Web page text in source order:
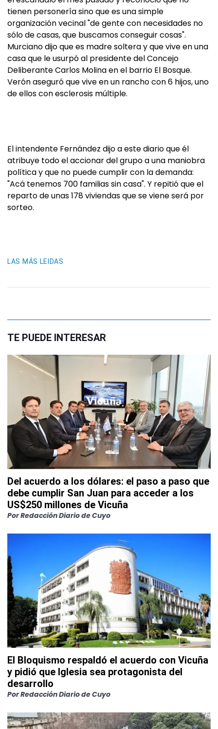
tienen personería sino que es una simple
organización vecinal "de gente con necesidades no
sólo de casas, que buscamos conseguir cosas".
Murciano dijo que es madre soltera y que vive en una
casa que le usurpó al presidente del Concejo
Deliberante Carlos Molina en el barrio El Bosque.
Verón aseguró que vive en un rancho con 6 hijos, uno
de ellos con esclerosis múltiple.
El intendente Fernández dijo a este diario que él
atribuye todo el accionar del grupo a una maniobra
política y que no puede cumplir con la demanda:
"Acá tenemos 700 familias sin casa". Y repitió que el
reparto de unas 178 viviendas que se viene será por
sorteo.
LAS MÁS LEIDAS
TE PUEDE INTERESAR
Del acuerdo a los dólares: el paso a paso que
debe cumplir San Juan para acceder a los
US$250 millones de Vicuña
PorRedacción Diario de Cuyo
El Bloquismo respaldó el acuerdo con Vicuña
y pidió que Iglesia sea protagonista del
desarrollo
PorRedacción Diario de Cuyo